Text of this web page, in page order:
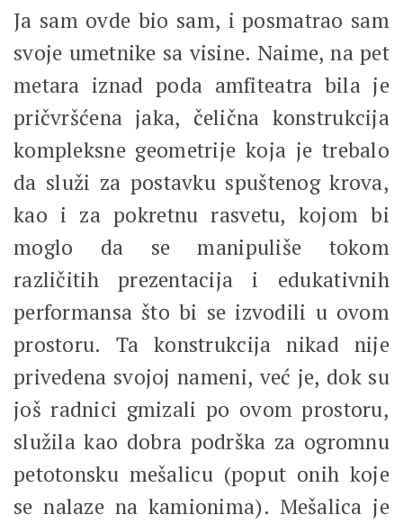
Ja sam ovde bio sam, i posmatrao sam
svoje umetnike sa visine. Naime, na pet
metara iznad poda amfiteatra bila je
pričvršćena jaka, čelična konstrukcija
kompleksne geometrije koja je trebalo
da služi za postavku spuštenog krova,
kao i za pokretnu rasvetu, kojom bi
moglo da se manipuliše tokom
različitih prezentacija i edukativnih
performansa što bi se izvodili u ovom
prostoru. Ta konstrukcija nikad nije
privedena svojoj nameni, već je, dok su
još radnici gmizali po ovom prostoru,
služila kao dobra podrška za ogromnu
petotonsku mešalicu (poput onih koje
se nalaze na kamionima). Mešalica je